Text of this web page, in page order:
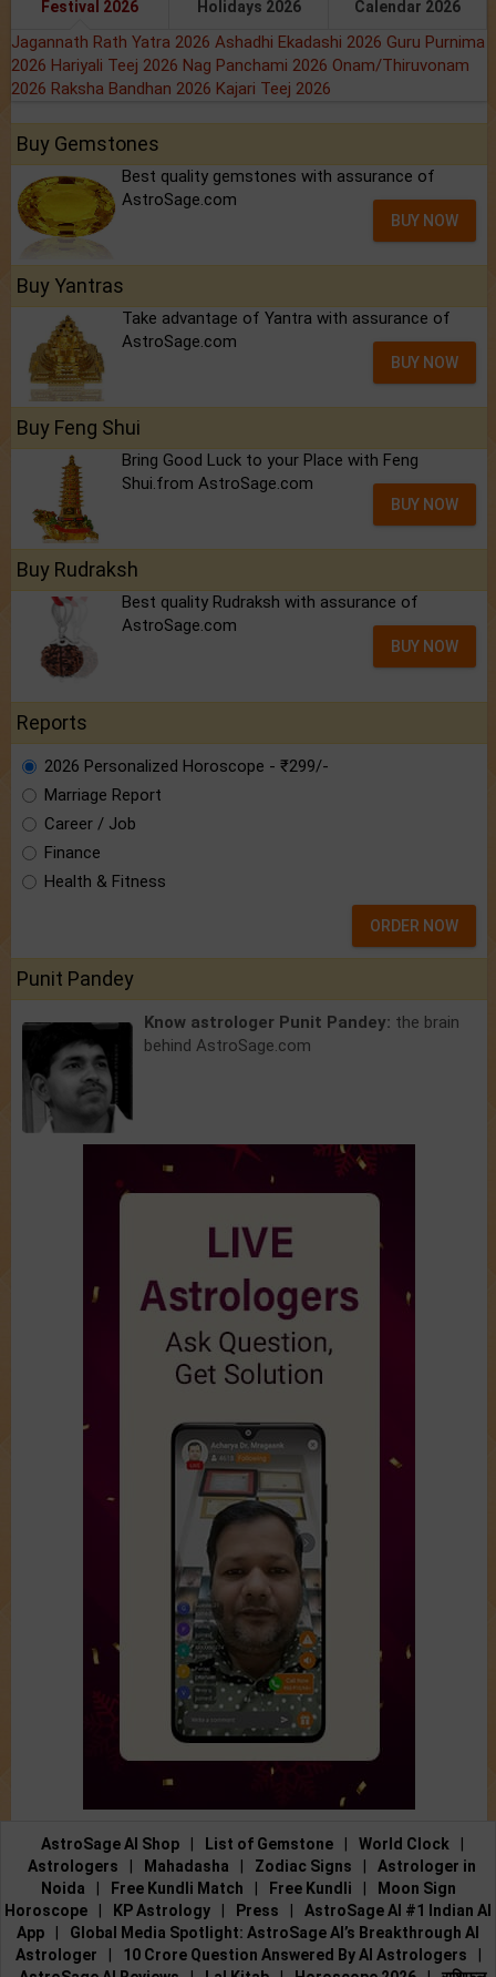
Festival 2026 Holidays 2026 Calendar 2026
Jagannath Rath Yatra 2026 Ashadhi Ekadashi 2026 Guru Purnima
2026 Hariyali Teej 2026 Nag Panchami 2026 Onam/Thiruvonam
2026 Raksha Bandhan 2026 Kajari Teej 2026
Buy Gemstones
Best quality gemstones with assurance of
AstroSage.com
BUY NOW
Buy Yantras
Take advantage of Yantra with assurance of
AstroSage.com
BUY NOW
Buy Feng Shui
Bring Good Luck to your Place with Feng
Shui.from AstroSage.com
BUY NOW
Buy Rudraksh
Best quality Rudraksh with assurance of
AstroSage.com
BUY NOW
Reports
2026 Personalized Horoscope - ₹299/-
Marriage Report
Career / Job
Finance
Health & Fitness
ORDER NOW
Punit Pandey
Know astrologer Punit Pandey: the brain
behind AstroSage.com
AstroSage AI Shop List of Gemstone World Clock
Astrologers
Mahadasha Zodiac Signs
Astrologer in
Noida
Free Kundli Match Free Kundli
Moon Sign
Horoscope
KP Astrology Press
AstroSage AI #1 Indian AI
App
Global Media Spotlight: AstroSage AI’s Breakthrough AI
Astrologer
10 Crore Question Answered By AI Astrologers